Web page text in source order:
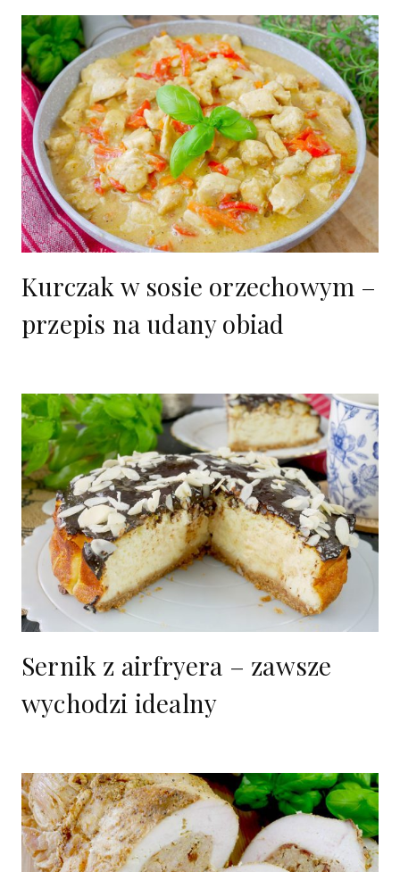
Kurczak w sosie orzechowym –
przepis na udany obiad
Sernik z airfryera – zawsze
wychodzi idealny